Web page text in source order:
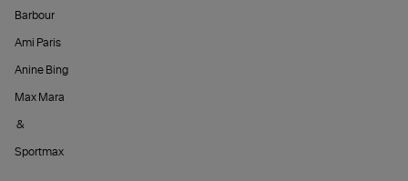
Barbour
Ami Paris
Anine Bing
Max Mara
&
Sportmax